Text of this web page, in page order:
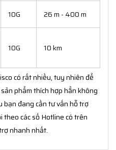
10G 26 m - 400 m
10G 10 km
có rất nhiều, tuy nhiên để
phẩm thích hợp hẳn không
bạn đang cần tư vấn hỗ trợ
các số Hotline có trên
nhanh nhất.